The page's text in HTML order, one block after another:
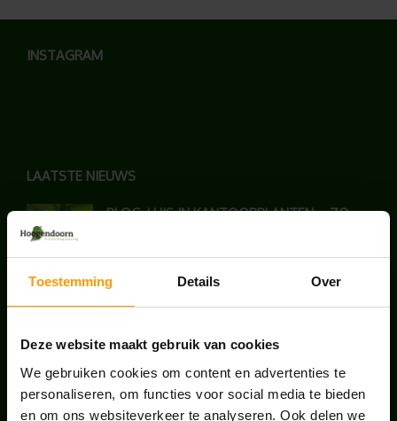
Toestemming Details Over
Deze website maakt gebruik van cookies
We gebruiken cookies om content en advertenties te
personaliseren, om functies voor social media te bieden
en om ons websiteverkeer te analyseren. Ook delen we
INSTAGRAM
LAATSTE NIEUWS
BLOG: LUIS IN KANTOORPLANTEN – ZO
augustus 7, 2026
UNION HOUSE UTRECHT
ONS TEAM GROEIT VERDER
juni 17, 2026